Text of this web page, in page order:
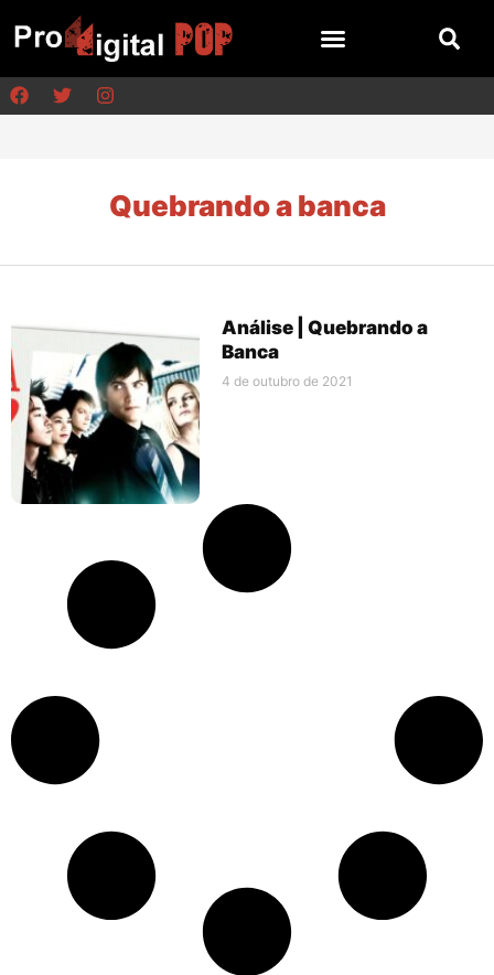
Quebrando a banca
Análise | Quebrando a
Banca
4 de outubro de 2021